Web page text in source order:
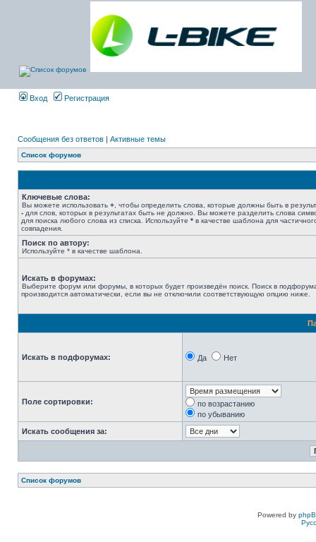
Вход Регистрация
Сообщения без ответов | Активные темы
Список форумов
Ключевые слова:
Вы можете использовать + , чтобы определить слова, которые должны быть в
- для слов, которых в результатах быть не должно. Вы можете разделить слова
для поиска любого слова из списка. Используйте * в качестве шаблона для
совпадения.
Поиск по автору:
Используйте * в качестве шаблона.
Искать в форумах:
Выберите форум или форумы, в которых будет произведён поиск. Поиск в
производится автоматически, если вы не отключили соответствующую опцию ниже.
Искать в подфорумах: Да Нет
Поле сортировки:
по возрастанию
по убыванию
Искать сообщения за:
Список форумов
Powered by